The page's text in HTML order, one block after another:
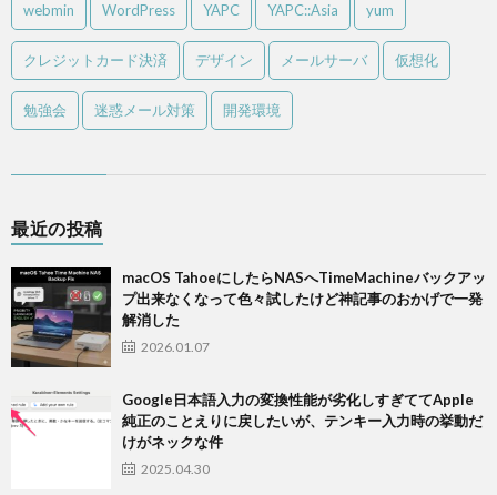
webmin WordPress YAPC YAPC::Asia yum
クレジットカード決済 デザイン メールサーバ 仮想化
勉強会 迷惑メール対策 開発環境
最近の投稿
macOS TahoeにしたらNASへTimeMachineバックアッ
プ出来なくなって色々試したけど神記事のおかげで一発
解消した
2026.01.07
Google日本語入力の変換性能が劣化しすぎててApple
純正のことえりに戻したいが、テンキー入力時の挙動だ
けがネックな件
2025.04.30